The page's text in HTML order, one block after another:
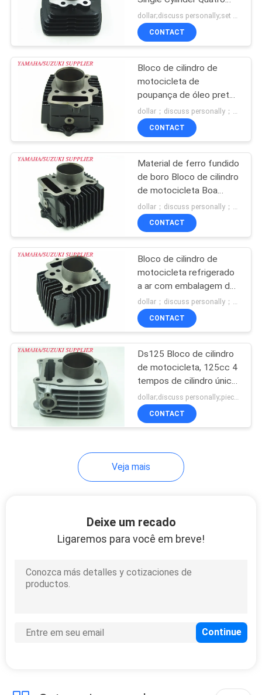
tempos
CONTACT
Bloco de cilindro de
motocicleta de
poupança de óleo preto
C100 com embalagem
de cartão padrão
CONTACT
Material de ferro fundido
de boro Bloco de cilindro
de motocicleta Boa
resistência ao desgaste
CONTACT
Bloco de cilindro de
motocicleta refrigerado
a ar com embalagem de
cartão padrão
dollar；discuss personally；piece MOQ:Negociação
CONTACT
Ds125 Bloco de cilindro
de motocicleta, 125cc 4
tempos de cilindro único
para motor Bajaj
dollar;discuss personally;piece MOQ:Negociação
CONTACT
Veja mais
Deixe um recado
Ligaremos para você em breve!